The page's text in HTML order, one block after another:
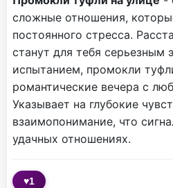
сложные отношения,
постоянного стресса.
станут для тебя серьезным
испытанием, промокли
романтические вечера с
Указывает на глубокие
взаимопонимание, что
удачных отношениях.
♥1